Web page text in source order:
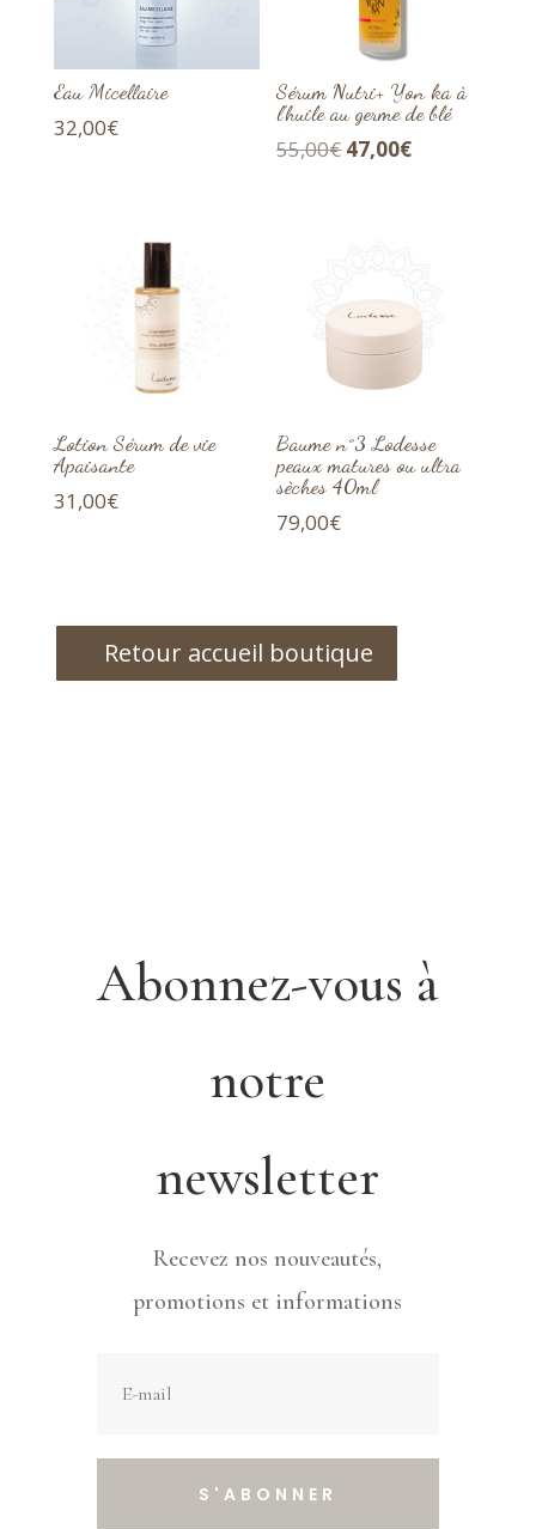
Eau Micellaire
32,00€
Sérum Nutri+ Yon ka à
l’huile au germe de blé
55,00€ Le
47,00€Le
Lotion Sérum de vie
Apaisante
31,00€
Baume n°3 Lodesse
peaux matures ou ultra
sèches 40ml
79,00€
Retour accueil boutique
Abonnez-vous à
notre
newsletter
Recevez nos nouveautés,
promotions et informations
S'ABONNER